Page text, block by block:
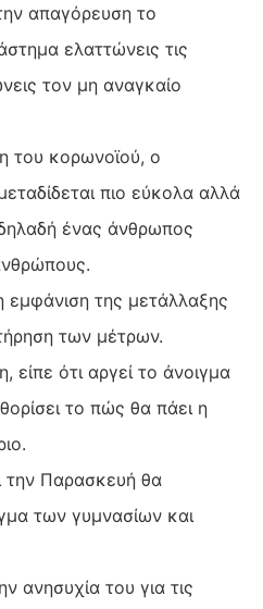
απαγόρευση το
ελαττώνεις τις
τον μη αναγκαίο
του κορωνοϊού, ο
πιο εύκολα αλλά
δηλαδή ένας άνθρωπος
εμφάνιση της μετάλλαξης
των μέτρων.
είπε ότι αργεί το άνοιγμα
το πώς θα πάει η
την Παρασκευή θα
των γυμνασίων και
ανησυχία του για τις